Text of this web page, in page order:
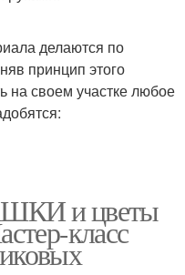
делаются по
принцип этого
на своем участке любое
и цветы
класс